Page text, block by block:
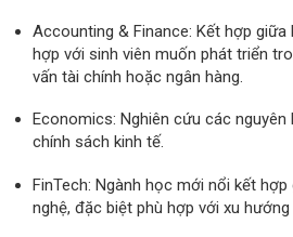
Accounting & Finance: Kết hợp giữa
hợp với sinh viên muốn phát triển
vấn tài chính hoặc ngân hàng.
Economics: Nghiên cứu các
chính sách kinh tế.
FinTech: Ngành học mới nổi kết
nghệ, đặc biệt phù hợp với xu